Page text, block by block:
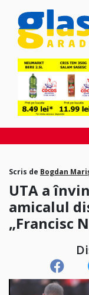
Scris de Bogdan
UTA a
amicalul
„Francisc